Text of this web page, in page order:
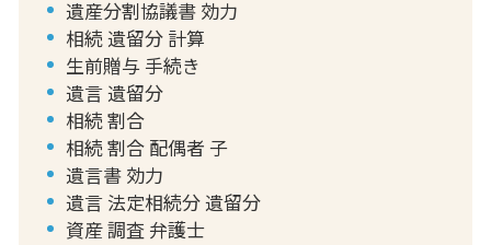
遺産分割協議書 効力
相続 遺留分 計算
生前贈与 手続き
遺言 遺留分
相続 割合
相続 割合 配偶者 子
遺言書 効力
遺言 法定相続分 遺留分
資産 調査 弁護士